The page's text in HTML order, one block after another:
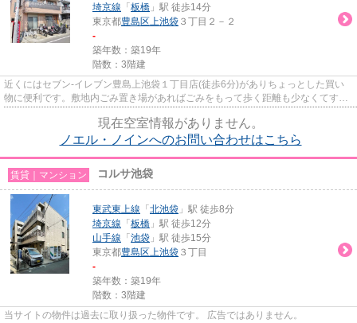
埼京線 「 板橋 」駅 徒歩14分
東京都豊島区上池袋 ３丁目２－２
-
築年数：築19年
階数：3階建
近くにはセブン-イレブン豊島上池袋１丁目店(徒歩6分)がありちょっとした買い
物に便利です。敷地内ごみ置き場があればごみをもって歩く距離も少なくてすみ
現在空室情報がありません。
ノエル・ノインへのお問い合わせはこちら
賃貸｜マンション コルサ池袋
東武東上線 「 北池袋 」駅 徒歩8分
埼京線 「 板橋 」駅 徒歩12分
山手線 「 池袋 」駅 徒歩15分
東京都豊島区上池袋 ３丁目
-
築年数：築19年
階数：3階建
当サイトの物件は過去に取り扱った物件です。 広告ではありません。